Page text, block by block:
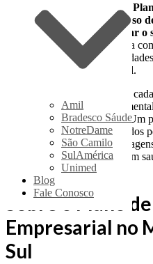
Amil
Bradesco Sáude
NotreDame
São Camilo
SulAmérica
Unimed
Blog
Fale Conosco
Está procurando o melhor
Empresarial no Mato Grosso
colaboradores e impulsionar o
veio ao lugar certo! Descubra
ideal para atender às
negócio no coração do Brasil.
Em um mercado corporativo
benefícios atrativos é
satisfação dos funcionários. Um
dos benefícios mais valorizados
explorar juntos todas as
Unimed como sua parceira em
Sobre o Plano
Empresarial no
Sul